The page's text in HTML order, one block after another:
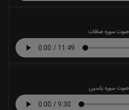
صوت سوره صافات
صوت سوره یاسین